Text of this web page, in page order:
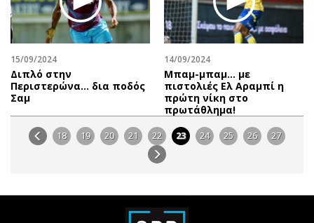
15/09/2024
Διπλό στην
Περιστερώνα… δια ποδός
Σαμ
14/09/2024
Μπαμ-μπαμ… με
πιστολιές Ελ Αραμπί η
πρώτη νίκη στο
πρωτάθλημα!
18 19 20 21 22 23 24 25 26 27